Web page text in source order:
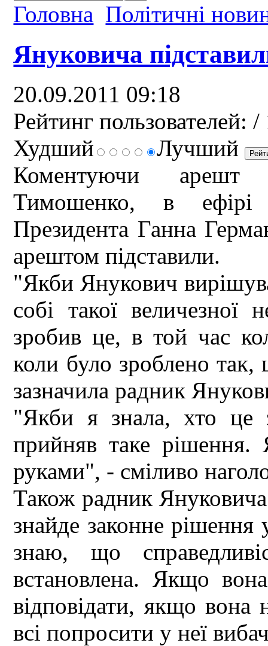
Головна Політичні
Януковича
20.09.2011 09:18
Рейтинг пользователей: /
Худший
Лучший
Коментуючи арешт
Тимошенко, в ефірі
Президента Ганна
арештом підставили.
"Якби Янукович
собі такої величезної
зробив це, в той час
коли було зроблено
зазначила радник
"Якби я знала, хто це
прийняв таке
руками", - сміливо
Також радник
знайде законне
знаю, що
встановлена. Якщо
відповідати, якщо
всі попросити у неї